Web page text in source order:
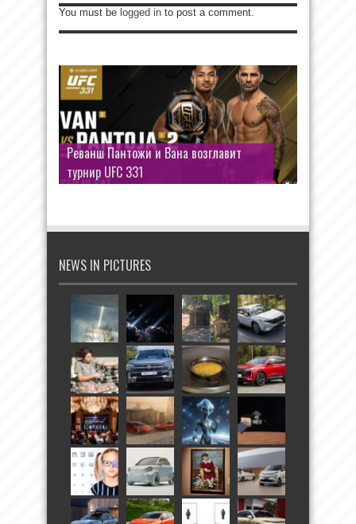
You must be logged in to post a comment.
Реванш Пантожи и Вана возглавит
турнир UFC 331
NEWS IN PICTURES